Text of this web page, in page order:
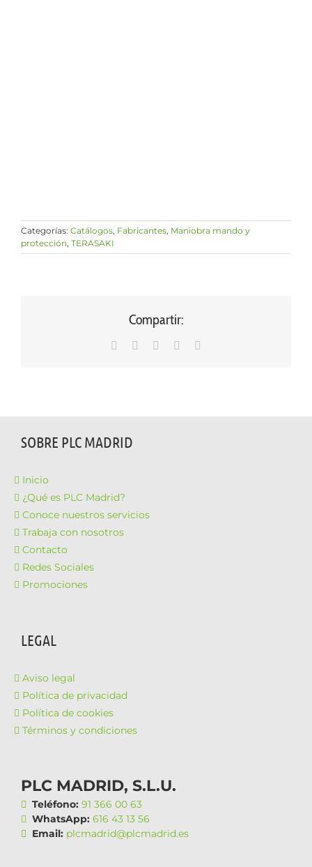
Categorías: Catálogos, Fabricantes, Maniobra mando y
protección, TERASAKI
Compartir:
WhatsAppLinkedInFacebook
SOBRE PLC MADRID
Inicio
¿Qué es PLC Madrid?
Conoce nuestros servicios
Trabaja con nosotros
Contacto
Redes Sociales
Promociones
LEGAL
Aviso legal
Política de privacidad
Política de cookies
Términos y condiciones
PLC MADRID, S.L.U.
Teléfono: 91 366 00 63
WhatsApp: 616 43 13 56
Email: plcmadrid@plcmadrid.es